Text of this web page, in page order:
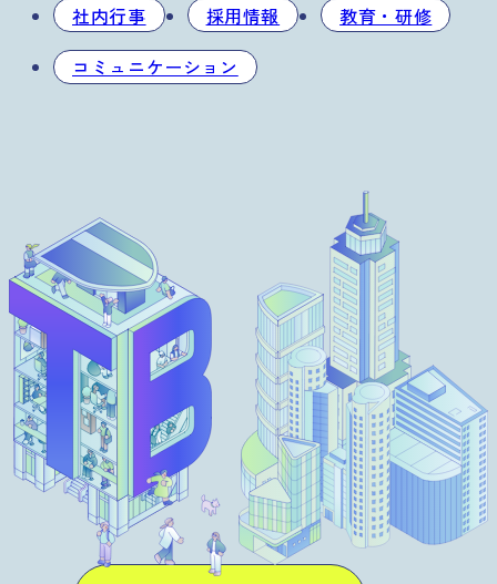
社内行事
採用情報
教育・研修
コミュニケーション